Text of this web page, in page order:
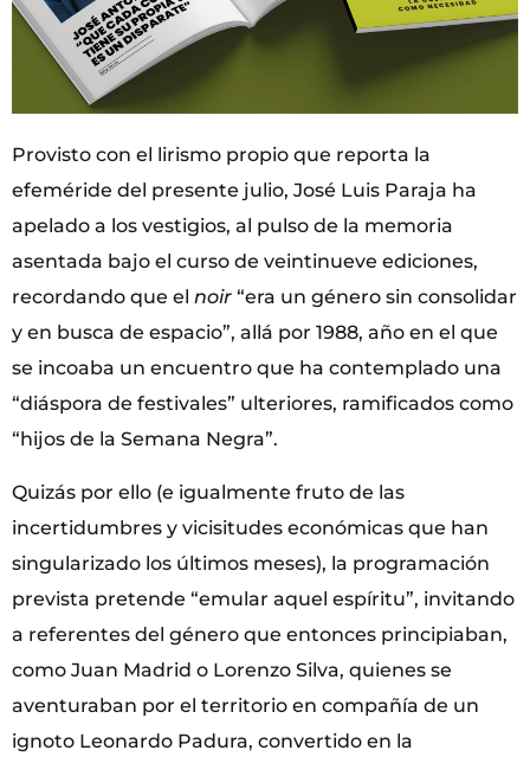
Provisto con el lirismo propio que reporta la
efeméride del presente julio, José Luis Paraja ha
apelado a los vestigios, al pulso de la memoria
asentada bajo el curso de veintinueve ediciones,
recordando que el noir “era un género sin consolidar
y en busca de espacio”, allá por 1988, año en el que
se incoaba un encuentro que ha contemplado una
“diáspora de festivales” ulteriores, ramificados como
“hijos de la Semana Negra”.
Quizás por ello (e igualmente fruto de las
incertidumbres y vicisitudes económicas que han
singularizado los últimos meses), la programación
prevista pretende “emular aquel espíritu”, invitando
a referentes del género que entonces principiaban,
como Juan Madrid o Lorenzo Silva, quienes se
aventuraban por el territorio en compañía de un
ignoto Leonardo Padura, convertido en la